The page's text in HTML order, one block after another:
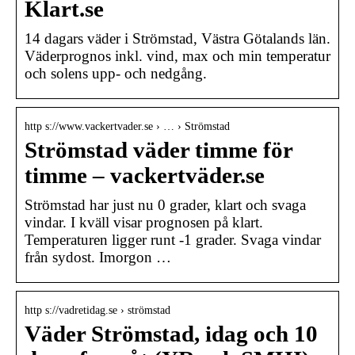
Klart.se
14 dagars väder i Strömstad, Västra Götalands län.
Väderprognos inkl. vind, max och min temperatur
och solens upp- och nedgång.
http s://www.vackertvader.se › … › Strömstad
Strömstad väder timme för
timme – vackertväder.se
Strömstad har just nu 0 grader, klart och svaga
vindar. I kväll visar prognosen på klart.
Temperaturen ligger runt -1 grader. Svaga vindar
från sydost. Imorgon …
http s://vadretidag.se › strömstad
Väder Strömstad, idag och 10